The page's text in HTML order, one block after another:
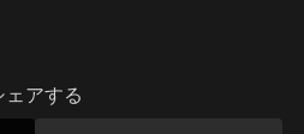
ェアする